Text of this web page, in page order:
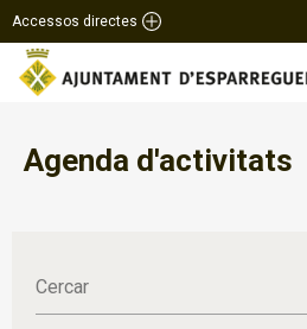
Accessos directes
Agenda d'activitats
Cercar